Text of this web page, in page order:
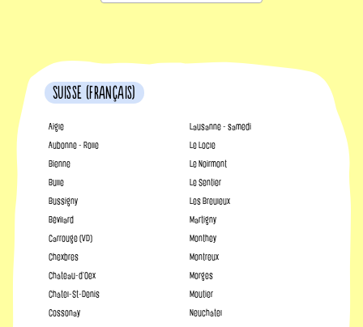
Suisse (français)
Aigle
Aubonne - Rolle
Bienne
Bulle
Bussigny
Bévilard
Carrouge (VD)
Chexbres
Château-d’Oex
Châtel-St-Denis
Cossonay
Lausanne - samedi
Le Locle
Le Noirmont
Le Sentier
Les Breuleux
Martigny
Monthey
Montreux
Morges
Moutier
Neuchâtel